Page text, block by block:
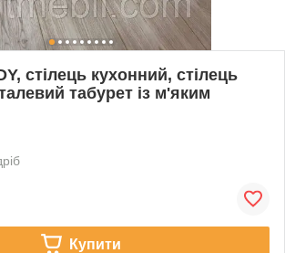
стілець кухонний, стілець
табурет із м'яким
Купити